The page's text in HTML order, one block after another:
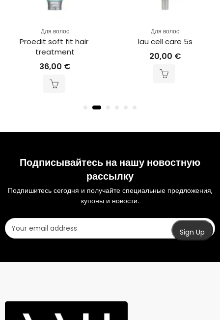
Для волос
Proedit soft fit hair
treatment
36,00€
Для волос
Iau cell care 5s
20,00€
Подписывайтесь на нашу новостную
рассылку
Подпишитесь сегодня и получайте специальные предложения,
купоны и новости.